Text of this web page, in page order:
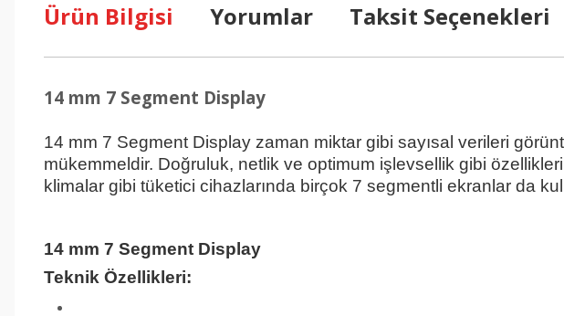
Ürün Bilgisi Yorumlar Taksit Seçenekleri
14 mm 7 Segment Display
14 mm 7 Segment Display zaman miktar gibi sayısal verileri
mükemmeldir. Doğruluk, netlik ve optimum işlevsellik gibi
klimalar gibi tüketici cihazlarında birçok 7 segmentli ekranlar da
14 mm 7 Segment Display
Teknik Özellikleri: